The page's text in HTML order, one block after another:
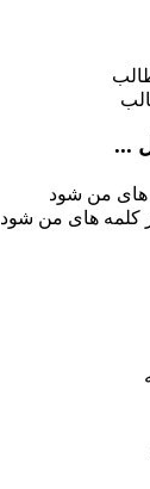
...
های من شود
کلمه های من شود